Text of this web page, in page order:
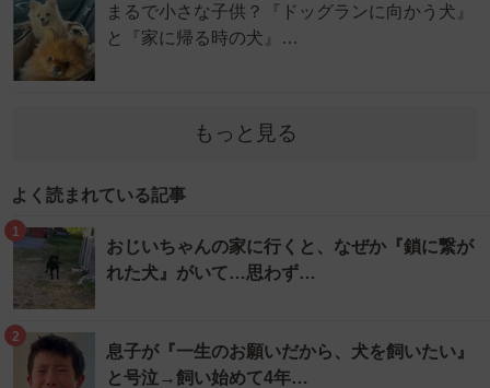
まるで小さな子供？『ドッグランに向かう犬』
と『家に帰る時の犬』…
もっと見る
よく読まれている記事
1
おじいちゃんの家に行くと、なぜか『鎖に繋が
れた犬』がいて…思わず…
2
息子が『一生のお願いだから、犬を飼いたい』
と号泣→飼い始めて4年…